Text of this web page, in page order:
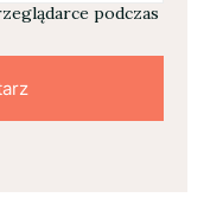
podczas